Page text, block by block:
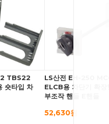
TBS22
숏타입 차
LS산전 EH-250
ELCB용 차단기 확장
부조작 핸들 E핸들
52,630원